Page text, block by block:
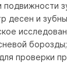
подвижности
десен и
борозды;
проверки